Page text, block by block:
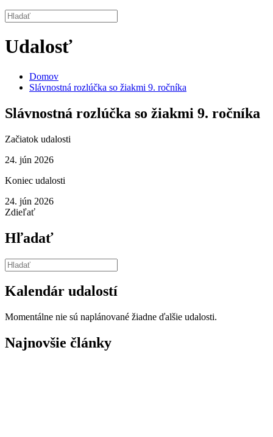
Udalosť
Domov
Slávnostná rozlúčka so žiakmi 9. ročníka
Slávnostná rozlúčka so žiakmi 9. ročníka
Začiatok udalosti
24. jún 2026
Koniec udalosti
24. jún 2026
Zdieľať
Hľadať
Kalendár udalostí
Momentálne nie sú naplánované žiadne ďalšie udalosti.
Najnovšie články